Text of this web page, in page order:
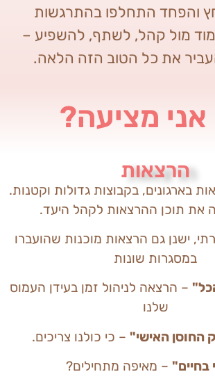
והפחד התחלפו בהתרגשות
מול קהל, לשתף, להשפיע –
את כל הטוב הזה הלאה.
מציעה?
הרצאות
בארגונים, בקבוצות גדולות וקטנות.
את תוכן ההרצאות לקהל היעד.
ישנן גם הרצאות מוכנות שהועברו
במסגרות שונות
– הרצאה לניהול זמן בעידן העמוס
שלנו
החוסן האישי" – כי כולנו צריכים.
בחיים" – מאיפה מתחילים?